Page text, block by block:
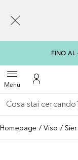
FINO AL
MenuApri menuAl Mio
Torna indietro
Esegui ricerca
Homepage Viso